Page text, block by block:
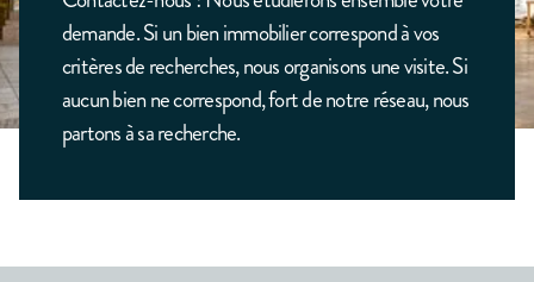
demande. Si un bien immobilier correspond à vos
critères de recherches, nous organisons une visite. Si
aucun bien ne correspond, fort de notre réseau, nous
partons à sa recherche.